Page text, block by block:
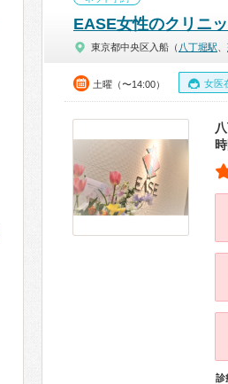
EASE女性のクリニ
東京都中央区入船（ 八丁堀駅
土曜（〜14:00） 女医
診